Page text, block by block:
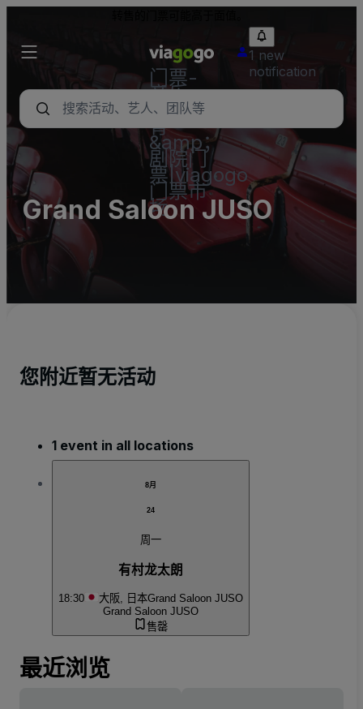
门票-
音乐
会，体
育
&amp；
剧院门
票|viagogo
门票市
场
1 new
notification
Grand Saloon JUSO
您附近暂无活动
1 event in all locations
8月
24
周一
有村龙太朗
18:30 大阪, 日本Grand Saloon JUSO
Grand Saloon JUSO
售罄
最近浏览